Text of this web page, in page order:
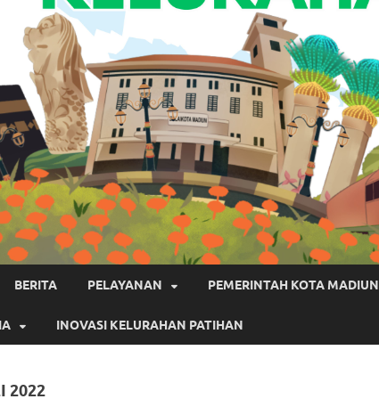
BERITA PELAYANAN PEMERINTAH KOTA MADIUN
INOVASI KELURAHAN PATIHAN
2022